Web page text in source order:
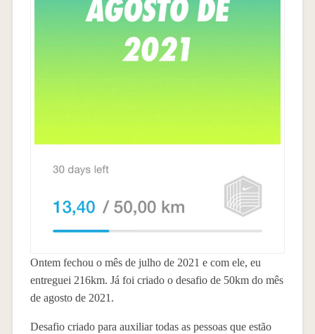
Ontem fechou o mês de julho de 2021 e com ele, eu
entreguei 216km. Já foi criado o desafio de 50km do mês
de agosto de 2021.
Desafio criado para auxiliar todas as pessoas que estão